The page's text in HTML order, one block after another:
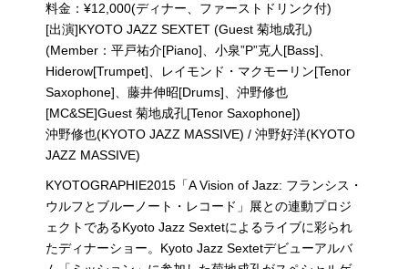
料金：¥12,000(ディナー、ファーストドリンク付)
[出演]KYOTO JAZZ SEXTET (Guest 菊地成孔)
(Member：平戸祐介[Piano]、小泉”P”克人[Bass]、
Hiderow[Trumpet]、レイモンド・マクモーリン[Tenor
Saxophone]、藤井伸昭[Drums]、沖野修也
[MC&SE]Guest 菊地成孔[Tenor Saxophone])
沖野修也(KYOTO JAZZ MASSIVE) / 沖野好洋(KYOTO
JAZZ MASSIVE)
KYOTOGRAPHIE2015「A Vision of Jazz: フランシス・
ウルフとブルーノート・レコード」展との連動プロジ
ェクトであるKyoto Jazz Sextetによるライブに彩られ
たディナーショー。Kyoto Jazz Sextetデビューアルバ